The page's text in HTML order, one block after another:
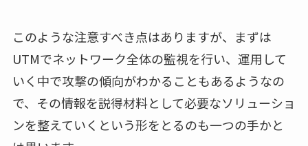
このような注意すべき点はありますが、まずは
UTMでネットワーク全体の監視を行い、運用して
いく中で攻撃の傾向がわかることもあるようなの
で、その情報を説得材料として必要なソリューショ
ンを整えていくという形をとるのも一つの手かと